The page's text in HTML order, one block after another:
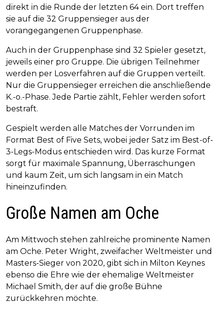
direkt in die Runde der letzten 64 ein. Dort treffen
sie auf die 32 Gruppensieger aus der
vorangegangenen Gruppenphase.
Auch in der Gruppenphase sind 32 Spieler gesetzt,
jeweils einer pro Gruppe. Die übrigen Teilnehmer
werden per Losverfahren auf die Gruppen verteilt.
Nur die Gruppensieger erreichen die anschließende
K.-o.-Phase. Jede Partie zählt, Fehler werden sofort
bestraft.
Gespielt werden alle Matches der Vorrunden im
Format Best of Five Sets, wobei jeder Satz im Best-of-
3-Legs-Modus entschieden wird. Das kurze Format
sorgt für maximale Spannung, Überraschungen
und kaum Zeit, um sich langsam in ein Match
hineinzufinden.
Große Namen am Oche
Am Mittwoch stehen zahlreiche prominente Namen
am Oche. Peter Wright, zweifacher Weltmeister und
Masters-Sieger von 2020, gibt sich in Milton Keynes
ebenso die Ehre wie der ehemalige Weltmeister
Michael Smith, der auf die große Bühne
zurückkehren möchte.